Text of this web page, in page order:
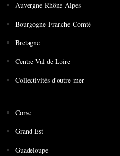
Auvergne-Rhône-Alpes
Bourgogne-Franche-Comté
Bretagne
Centre-Val de Loire
Collectivités d'outre-mer
Corse
Grand Est
Guadeloupe